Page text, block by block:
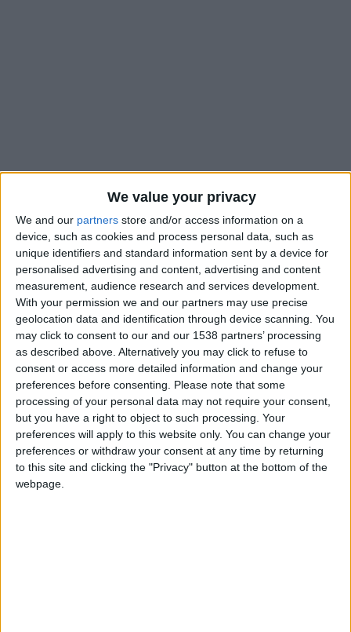
We value your privacy
We and our partners store and/or access information on a
device, such as cookies and process personal data, such as
unique identifiers and standard information sent by a device for
personalised advertising and content, advertising and content
measurement, audience research and services development.
With your permission we and our partners may use precise
geolocation data and identification through device scanning. You
may click to consent to our and our 1538 partners’ processing
as described above. Alternatively you may click to refuse to
consent or access more detailed information and change your
preferences before consenting.
Please note that some
processing of your personal data may not require your consent,
but you have a right to object to such processing. Your
preferences will apply to this website only. You can change your
preferences or withdraw your consent at any time by returning
to this site and clicking the "Privacy" button at the bottom of the
webpage.
Les chances de voir passer les deux représentants
monégasques de la CAN U20 étaient minces et le scénario
espéré ne s’est pas produit, mercredi soir, à l’occasion de
l’affrontement entre le Maroc de Yanis Benchaouch et la
Tunisie de Nacim Dendani, comptant pour la troisième
journée de la phase de groupes. Alors qu’un nul était
nécessaire, couplé à une défaite du Nigeria dans l’autre match,
ce sont les Marocains qui se sont imposés (3-1), validant leur
ticket pour les quarts de finale de la compétition et
occasionnant l’élimination des Tunisiens.
Les deux Monégasques étaient titulaires lors de cette
rencontre. Élu